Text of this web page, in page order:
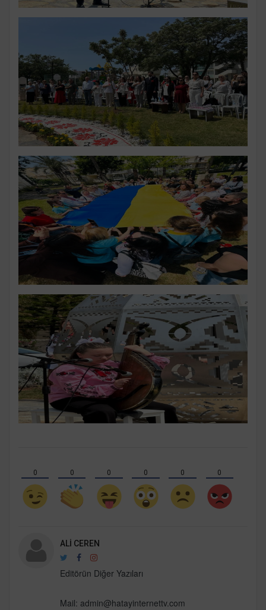
0 0 0 0 0 0
ALI CEREN
Editörün Diğer Yazıları
Mail: admin@hatayinternettv.com